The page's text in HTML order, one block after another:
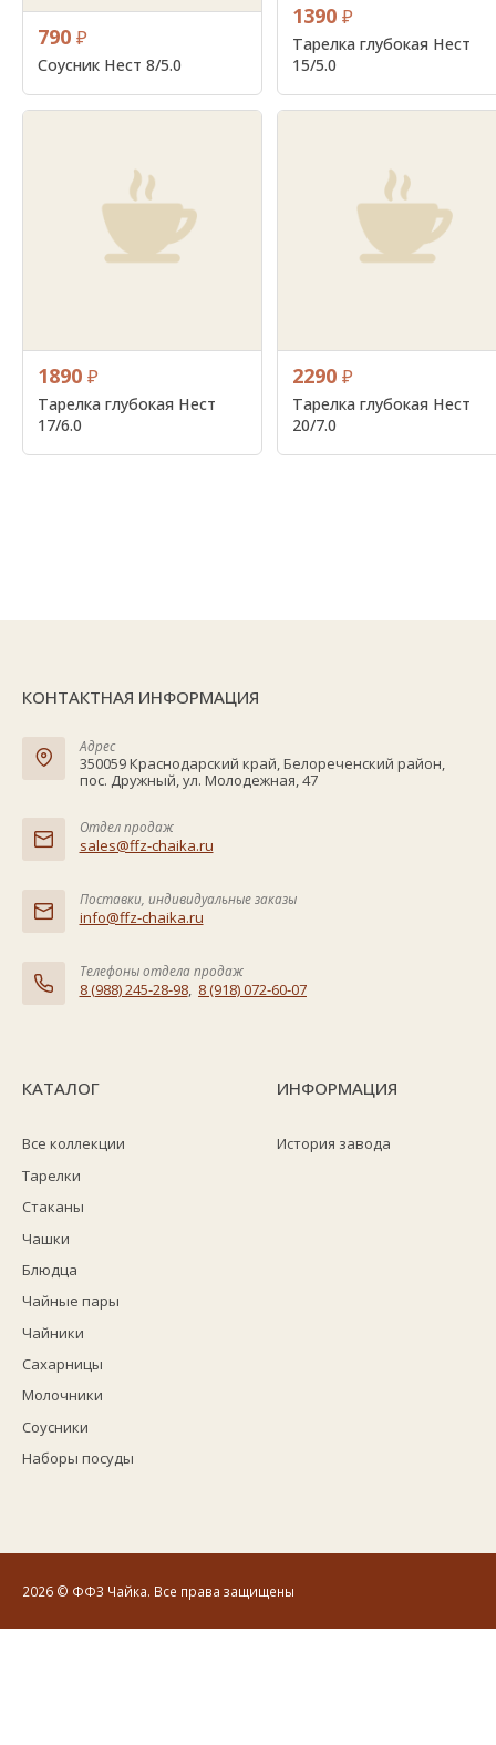
790 ₽
Соусник Нест 8/5.0
1390 ₽
Тарелка глубокая Нест
15/5.0
1890 ₽
Тарелка глубокая Нест
17/6.0
2290 ₽
Тарелка глубокая Нест
20/7.0
КОНТАКТНАЯ ИНФОРМАЦИЯ
Адрес
350059 Краснодарский край, Белореченский район,
пос. Дружный, ул. Молодежная, 47
Отдел продаж
sales@ffz-chaika.ru
Поставки, индивидуальные заказы
info@ffz-chaika.ru
Телефоны отдела продаж
8 (988) 245-28-98, 8 (918) 072-60-07
КАТАЛОГ
Все коллекции
Тарелки
Стаканы
Чашки
Блюдца
Чайные пары
Чайники
Сахарницы
Молочники
Соусники
Наборы посуды
ИНФОРМАЦИЯ
История завода
2026© ФФЗ Чайка. Все права защищены